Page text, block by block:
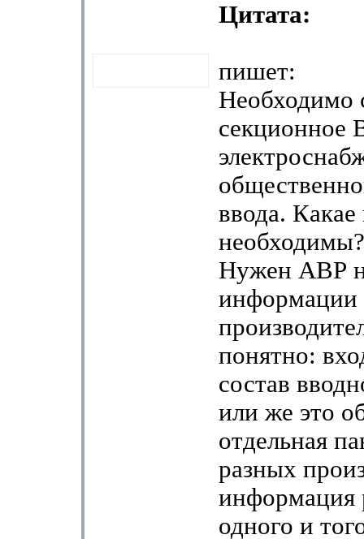
Цитата:
пишет:
Необходимо
секционное
ввода. Какае
Нужен АВР
информации
понятно:
состав
или же это
отдельная
разных
информация
одного и